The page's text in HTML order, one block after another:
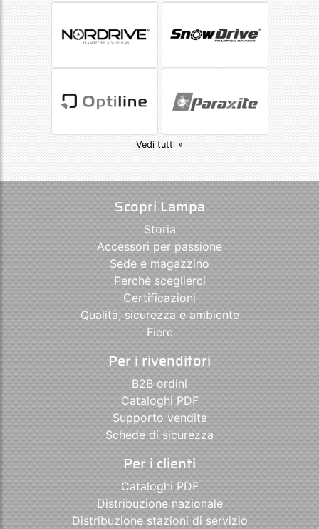
Vedi tutti »
Scopri Lampa
Storia
Accessori per passione
Sede e magazzino
Perchè sceglierci
Certificazioni
Qualità, sicurezza e ambiente
Fiere
Per i rivenditori
B2B ordini
Cataloghi PDF
Supporto vendita
Schede di sicurezza
Per i clienti
Cataloghi PDF
Distribuzione nazionale
Distribuzione stazioni di servizio